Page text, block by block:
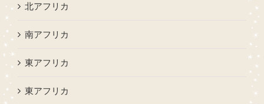
北アフリカ
南アフリカ
東アフリカ
東アフリカ